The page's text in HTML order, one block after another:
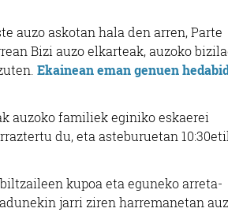
auzo askotan hala den arren, Parte
Bizi auzo elkarteak, auzoko
Ekainean eman genuen
auzoko familiek eginiko eskaerei
du, eta asteburuetan
kupoa eta eguneko arreta-
jarri ziren harremanetan